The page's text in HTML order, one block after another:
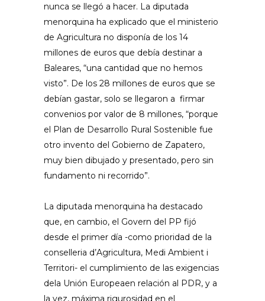
nunca se llegó a hacer. La diputada
menorquina ha explicado que el ministerio
de Agricultura no disponía de los 14
millones de euros que debía destinar a
Baleares, “una cantidad que no hemos
visto”. De los 28 millones de euros que se
debían gastar, solo se llegaron a firmar
convenios por valor de 8 millones, “porque
el Plan de Desarrollo Rural Sostenible fue
otro invento del Gobierno de Zapatero,
muy bien dibujado y presentado, pero sin
fundamento ni recorrido”.
La diputada menorquina ha destacado
que, en cambio, el Govern del PP fijó
desde el primer día -como prioridad de la
conselleria d’Agricultura, Medi Ambient i
Territori- el cumplimiento de las exigencias
dela Unión Europeaen relación al PDR, y a
la vez, máxima rigurosidad en el